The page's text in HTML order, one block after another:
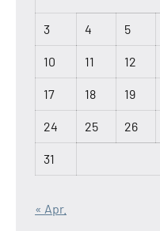
3 4 5
10 11 12
17 18 19
24 25 26
31
« Apr.